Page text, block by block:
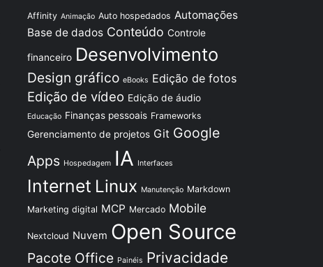
Affinity Animação Auto hospedados Automações
Base de dados Conteúdo Controle
financeiro Desenvolvimento
Design gráfico eBooks Edição de fotos
Edição de vídeo Edição de áudio
Educação Finanças pessoais Frameworks
Gerenciamento de projetos Git Google
Apps Hospedagem IA Interfaces
Internet Linux Manutenção Markdown
Marketing digital MCP Mercado Mobile
Nextcloud Nuvem Open Source
Pacote Office Painéis Privacidade